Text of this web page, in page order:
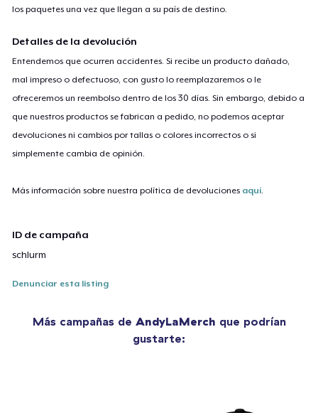
los paquetes una vez que llegan a su país de destino.
Detalles de la devolución
Entendemos que ocurren accidentes. Si recibe un producto dañado,
mal impreso o defectuoso, con gusto lo reemplazaremos o le
ofreceremos un reembolso dentro de los 30 días. Sin embargo, debido a
que nuestros productos se fabrican a pedido, no podemos aceptar
devoluciones ni cambios por tallas o colores incorrectos o si
simplemente cambia de opinión.
Más información sobre nuestra política de devoluciones aquí.
ID de campaña
schlurm
Denunciar esta listing
Más campañas de AndyLaMerch que podrían
gustarte: